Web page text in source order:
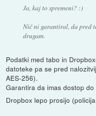
Ja, kaj to spremeni? :)
Nič ni garantiral, da pred
drugam.
Podatki med tabo in
datoteke pa se pred
AES-256).
Garantira da imas dostop
Dropbox lepo prosijo